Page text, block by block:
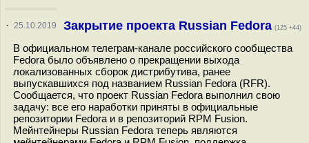
· 25.10.2019 Закрытие проекта Russian Fedora (125 +44)
В официальном телеграм-канале российского сообщества
Fedora было объявлено о прекращении выхода
локализованных сборок дистрибутива, ранее
выпускавшихся под названием Russian Fedora (RFR).
Сообщается, что проект Russian Fedora выполнил свою
задачу: все его наработки приняты в официальные
репозитории Fedora и в репозиторий RPM Fusion.
Мейнтейнеры Russian Fedora теперь являются